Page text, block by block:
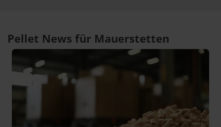
Pellet News für Mauerstetten